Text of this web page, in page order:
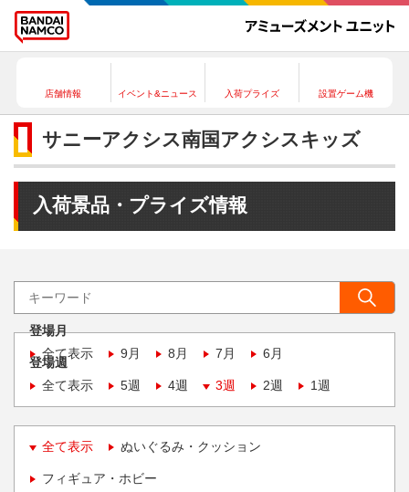
店舗情報 イベント&ニュース 入荷プライズ 設置ゲーム機
サニーアクシス南国アクシスキッズ
入荷景品・プライズ情報
登場月
全て表示
9月 8月 7月 6月
登場週
全て表示
5週 4週 3週 2週 1週
全て表示 ぬいぐるみ・クッション
フィギュア・ホビー